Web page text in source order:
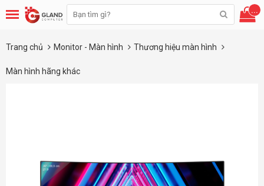
...
Trang chủ Monitor - Màn hình Thương hiệu màn hình
Màn hình hãng khác